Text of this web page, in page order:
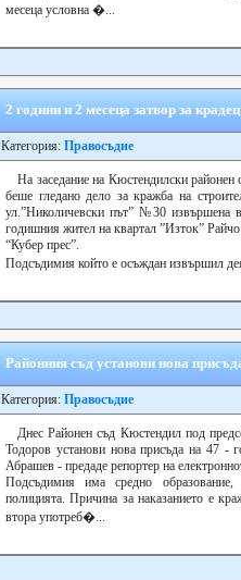
месеца условна �...
2 години и 2 месеца затвор за
Категория: Правосъдие
На заседание на Кюстендилски
беше гледано дело за кражба на
ул.”Николичевски път” №30 извършена
годишния жител на квартал ”Изток”
“Кубер прес”.
Подсъдимия който е осъждан извършил
Районния съд установи нова
Категория: Правосъдие
Днес Районен съд Кюстендил под
Тодоров установи нова присъда на 47 -
Абрашев - предаде репортер на
Подсъдимия има средно
полицията. Причина за наказанието е
втора употреб�...